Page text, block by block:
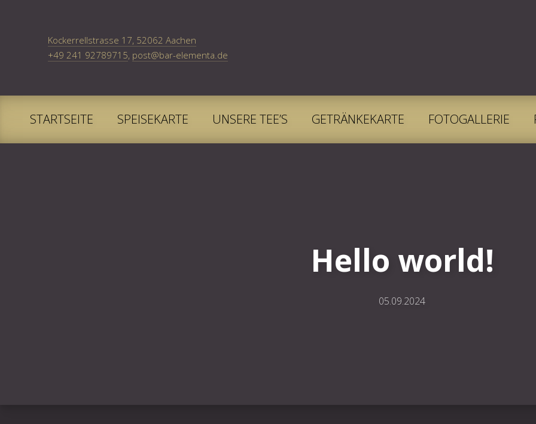
Kockerrellstrasse 17, 52062 Aachen
+49 241 92789715, post@bar-elementa.de
STARTSEITE SPEISEKARTE UNSERE TEE’S GETRÄNKEKARTE FOTOGALLERIE
Hello world!
05.09.2024